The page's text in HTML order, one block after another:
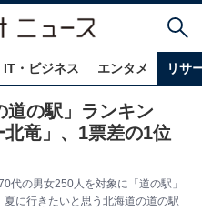
IT・ビジネス エンタメ リサ
道の駅」ランキン
竜」、1票差の1位
代の男女250人を対象に「道の駅」
に行きたいと思う北海道の道の駅